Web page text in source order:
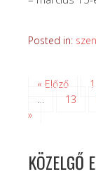
Posted in:
« Előző 1
…
13
»
KÖZELGŐ